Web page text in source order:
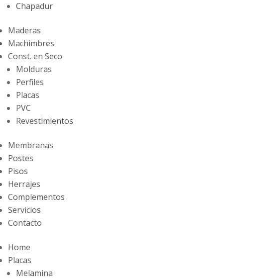
Chapadur
Maderas
Machimbres
Const. en Seco
Molduras
Perfiles
Placas
PVC
Revestimientos
Membranas
Postes
Pisos
Herrajes
Complementos
Servicios
Contacto
Home
Placas
Melamina